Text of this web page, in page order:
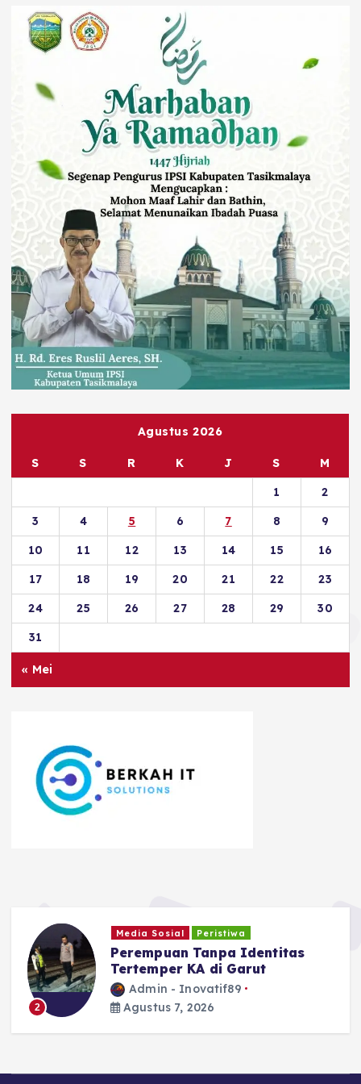
Agustus 2026
S S R K J S
M
1
2
3
4 5 6 7 8
9
10
11 12 13 14 15
16
17
18 19 20 21 22
23
24
25 26 27 28 29
30
31
« Mei
3
Ragam
Safari Tantan Sulthon
Bukhawan Berakhir di Ciamis
Admin - Inovatif89
Agustus 5, 2026